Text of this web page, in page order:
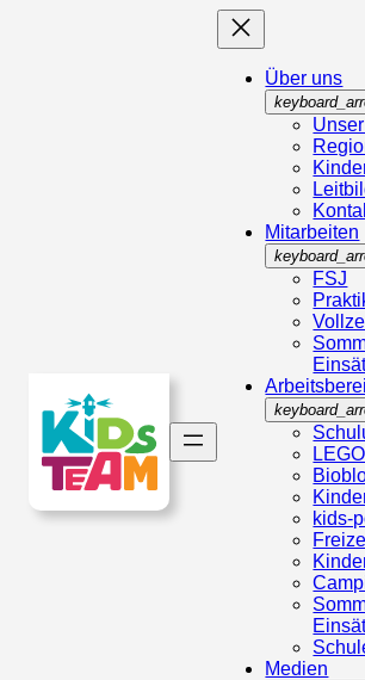
Über uns
Mitarbeiten
FSJ
kids-
Medien